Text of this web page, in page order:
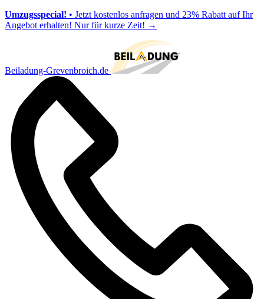
Umzugsspecial! • Jetzt kostenlos anfragen und 23% Rabatt auf Ihr
Angebot erhalten! Nur für kurze Zeit! →
Beiladung-Grevenbroich.de